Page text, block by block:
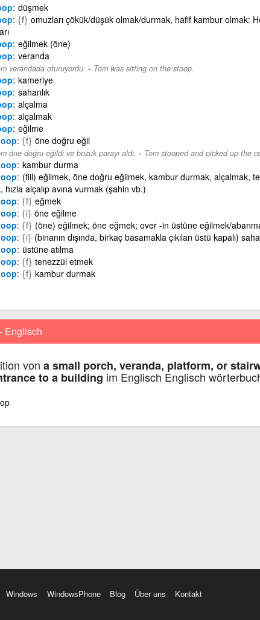
düşmek
{f} omuzları çökük/düşük olmak/durmak, hafif kambur olmak:
eğilmek (öne)
veranda
verandada oturuyordu. - Tom was sitting on the stoop.
kameriye
sahanlık
alçalma
alçalmak
eğilme
{f} öne doğru eğil
öne doğru eğildi ve bozuk parayı aldı. - Tom stooped and picked up the
kambur durma
(fiil) eğilmek, öne doğru eğilmek, kambur durmak, alçalmak,
hızla alçalıp avına vurmak (şahin vb.)
{f} eğmek
{i} öne eğilme
{f} (öne) eğilmek; öne eğmek; over -in üstüne eğilmek/
{i} (binanın dışında, birkaç basamakla çıkılan üstü kapalı)
üstüne atılma
{f} tenezzül etmek
{f} kambur durmak
Englisch
von a small porch, veranda, platform, or
to a building im Englisch Englisch
Windows WindowsPhone Blog Über uns Kontakt